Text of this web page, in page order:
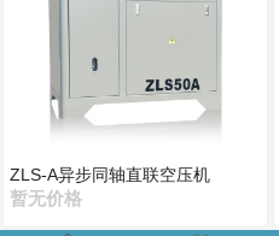
ZLS-A异步同轴直联空压机
暂无价格